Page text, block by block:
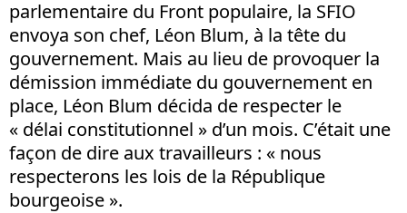
parlementaire du Front populaire, la SFIO
envoya son chef, Léon Blum, à la tête du
gouvernement. Mais au lieu de provoquer la
démission immédiate du gouvernement en
place, Léon Blum décida de respecter le
« délai constitutionnel » d’un mois. C’était une
façon de dire aux travailleurs : « nous
respecterons les lois de la République
bourgeoise ».